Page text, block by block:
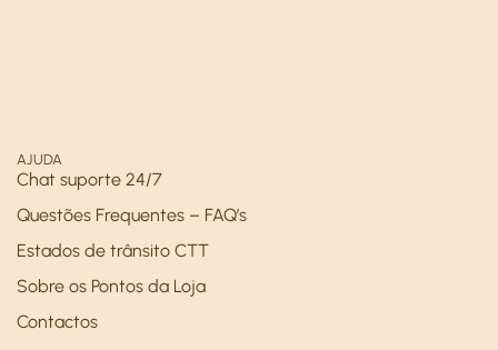
AJUDA
Chat suporte 24/7
Questões Frequentes – FAQ’s
Estados de trânsito CTT
Sobre os Pontos da Loja
Contactos